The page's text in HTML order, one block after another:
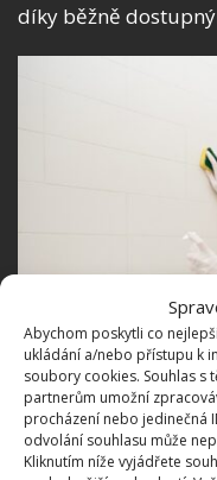
Abychom poskytli co
ukládání a/nebo přístupu k
soubory cookies. Souhlas s
partnerům umožní
procházení nebo jedinečná
odvolání souhlasu může
Kliknutím níže vyjádřete
díky běžně